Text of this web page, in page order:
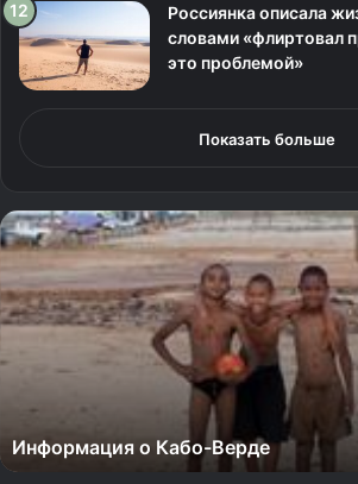
Россиянка описала
словами «флиртовал
это проблемой»
Показать больше
И
н
ф
о
р
о
Информация о Кабо-Верде